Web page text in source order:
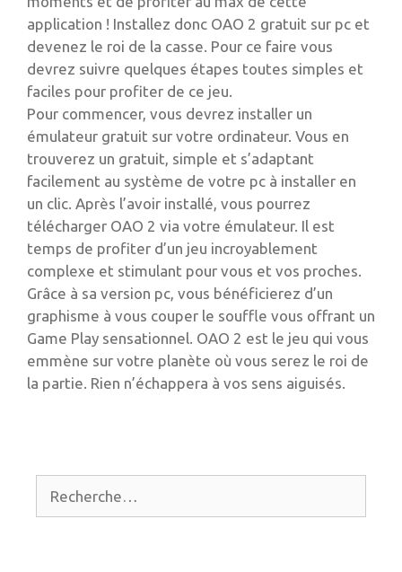
application ! Installez donc OAO 2 gratuit sur pc et
devenez le roi de la casse. Pour ce faire vous
devrez suivre quelques étapes toutes simples et
faciles pour profiter de ce jeu.
Pour commencer, vous devrez installer un
émulateur gratuit sur votre ordinateur. Vous en
trouverez un gratuit, simple et s’adaptant
facilement au système de votre pc à installer en
un clic. Après l’avoir installé, vous pourrez
télécharger OAO 2 via votre émulateur. Il est
temps de profiter d’un jeu incroyablement
complexe et stimulant pour vous et vos proches.
Grâce à sa version pc, vous bénéficierez d’un
graphisme à vous couper le souffle vous offrant un
Game Play sensationnel. OAO 2 est le jeu qui vous
emmène sur votre planète où vous serez le roi de
la partie. Rien n’échappera à vos sens aiguisés.